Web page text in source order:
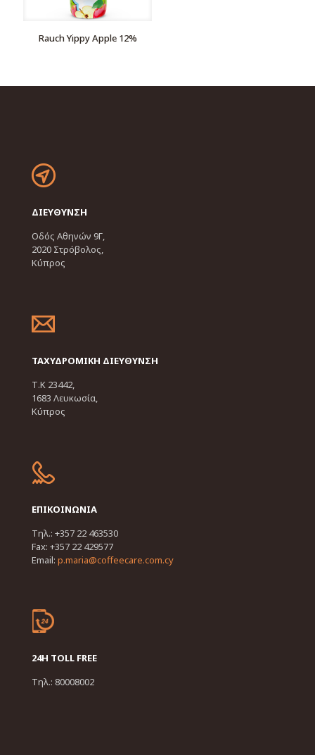
Rauch Yippy Apple 12%
ΔΙΕΥΘΥΝΣΗ
Οδός Αθηνών 9Γ,
2020 Στρόβολος,
Κύπρος
ΤΑΧΥΔΡΟΜΙΚΗ ΔΙΕΥΘΥΝΣΗ
Τ.Κ 23442,
1683 Λευκωσία,
Κύπρος
ΕΠΙΚΟΙΝΩΝΙΑ
Τηλ.: +357 22 463530
Fax: +357 22 429577
Email: p.maria@coffeecare.com.cy
24H TOLL FREE
Τηλ.: 80008002